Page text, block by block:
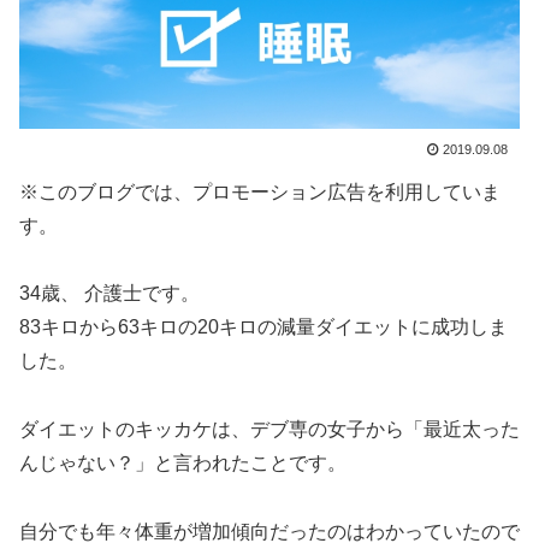
2019.09.08
※このブログでは、プロモーション広告を利用していま
す。
34歳、 介護士です。
83キロから63キロの20キロの減量ダイエットに成功しま
した。
ダイエットのキッカケは、デブ専の女子から「最近太った
んじゃない？」と言われたことです。
自分でも年々体重が増加傾向だったのはわかっていたので